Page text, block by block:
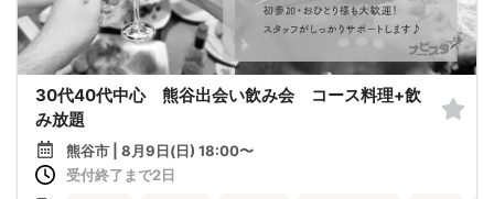
30代40代中心 熊谷出会い飲み会 コース料理+飲
み放題
熊谷市 | 8月9日(日) 18:00〜
受付終了まで2日